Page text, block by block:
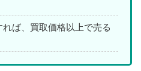
ば、買取価格以上で売る